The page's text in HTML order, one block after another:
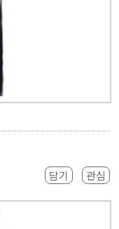
담기 관심